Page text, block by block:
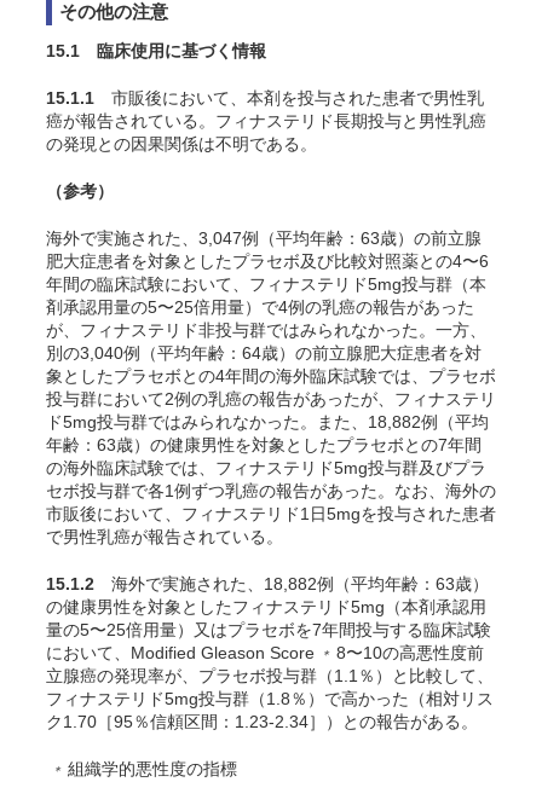
その他の注意
15.1 臨床使用に基づく情報
15.1.1 市販後において、本剤を投与された患者で男性乳
癌が報告されている。フィナステリド長期投与と男性乳癌
の発現との因果関係は不明である。
（参考）
海外で実施された、3,047例（平均年齢：63歳）の前立腺
肥大症患者を対象としたプラセボ及び比較対照薬との4〜6
年間の臨床試験において、フィナステリド5mg投与群（本
剤承認用量の5〜25倍用量）で4例の乳癌の報告があった
が、フィナステリド非投与群ではみられなかった 。一方、
別の3,040例（平均年齢：64歳）の前立腺肥大症患者を対
象としたプラセボとの4年間の海外臨床試験では、プラセボ
投与群において2例の乳癌の報告があったが、フィナステリ
ド5mg投与群ではみられなかった 。また、18,882例（平均
年齢：63歳）の健康男性を対象としたプラセボとの7年間
の海外臨床試験では、フィナステリド5mg投与群及びプラ
セボ投与群で各1例ずつ乳癌の報告があった 。なお、海外の
市販後において、フィナステリド1日5mgを投与された患者
で男性乳癌が報告されている。
15.1.2 海外で実施された、18,882例（平均年齢：63歳）
の健康男性を対象としたフィナステリド5mg（本剤承認用
量の5〜25倍用量）又はプラセボを7年間投与する臨床試験
において、Modified Gleason Score
＊ 8〜10の高悪性度前
立腺癌の発現率が、プラセボ投与群（1.1％）と比較して、
フィナステリド5mg投与群（1.8％）で高かった（相対リス
ク1.70［95％信頼区間：1.23-2.34］）との報告がある 。
＊ 組織学的悪性度の指標